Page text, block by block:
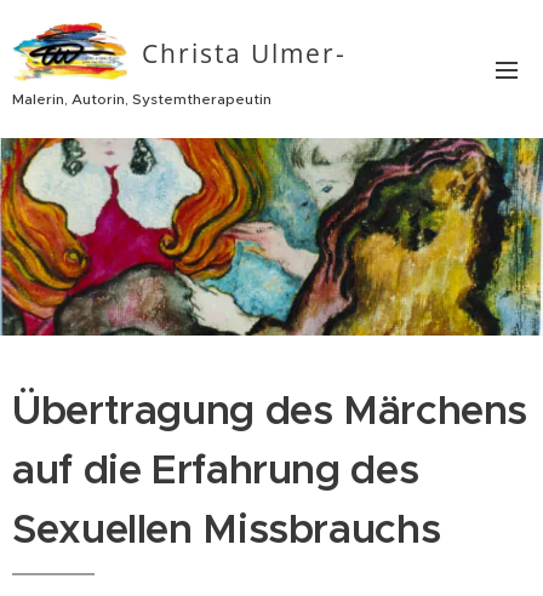
Christa Ulmer-
Thurn
Malerin, Autorin, Systemtherapeutin
Übertragung des Märchens
auf die Erfahrung des
Sexuellen Missbrauchs